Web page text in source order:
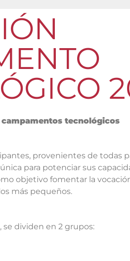
tecnológicos
provenientes de todas
para potenciar sus
objetivo fomentar la
más pequeños.
se dividen en 2 grupos: